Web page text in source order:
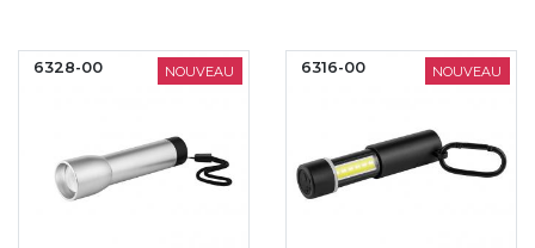
NOUVEAU
6328-00 NOUVEAU
6316-00